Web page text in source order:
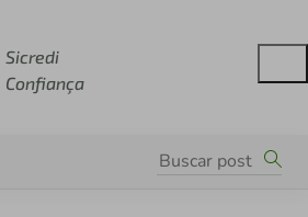
Sicredi
Confiança